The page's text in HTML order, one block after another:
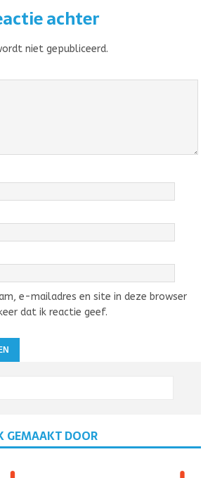
achter
niet gepubliceerd.
e-mailadres en site in deze browser
dat ik reactie geef.
GEMAAKT DOOR